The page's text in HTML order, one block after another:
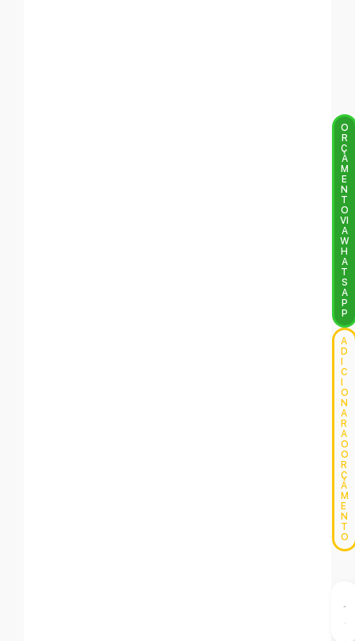
O
R
Ç
A
M
E
N
T
O
VI
A
W
H
A
T
S
A
P
P
A
D
C
O
N
A
R
A
O
O
R
Ç
A
M
E
N
T
O